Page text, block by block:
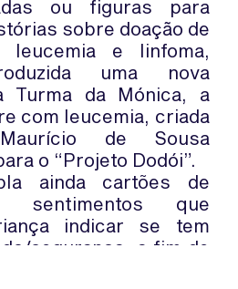
ou figuras para
sobre doação de
leucemia e linfoma,
uma nova
Turma da Mónica, a
com leucemia, criada
de Sousa
o “Projeto Dodói”.
ainda cartões de
sentimentos que
indicar se tem
segurança, a fim de